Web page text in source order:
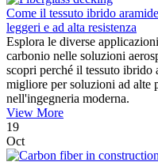
Come il tessuto ibrido
leggeri e ad alta resistenza
Esplora le diverse
carbonio nelle soluzioni
scopri perché il tessuto ibrido
migliore per soluzioni ad alte
nell'ingegneria moderna.
View More
19
Oct